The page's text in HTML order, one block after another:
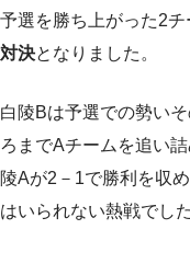
予選を勝ち上がった2
対決となりました。
白陵Bは予選での勢い
ろまでAチームを追い
陵Aが2－1で勝利を収
はいられない熱戦でした